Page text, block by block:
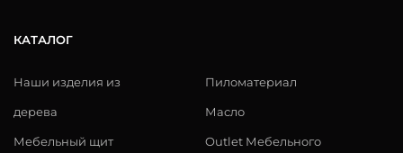
КАТАЛОГ
Наши изделия из
дерева
Мебельный щит
Пиломатериал
Масло
Outlet Мебельного